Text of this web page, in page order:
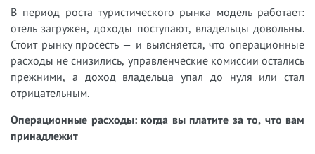
В период роста туристического рынка модель работает:
отель загружен, доходы поступают, владельцы довольны.
Стоит рынку просесть — и выясняется, что операционные
расходы не снизились, управленческие комиссии остались
прежними, а доход владельца упал до нуля или стал
отрицательным.
Операционные расходы: когда вы платите за то, что вам
принадлежит